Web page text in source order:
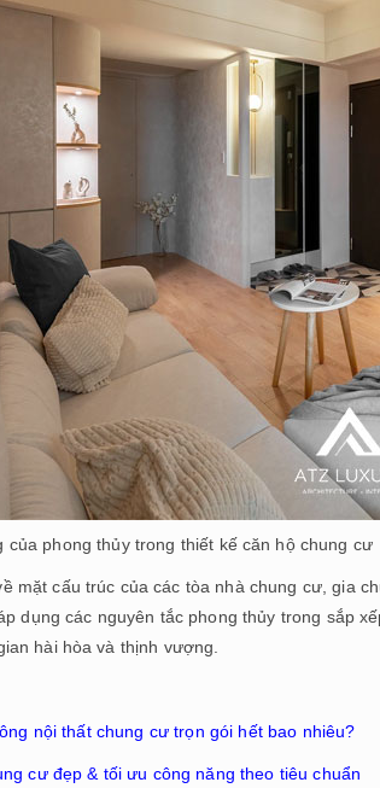
của phong thủy trong thiết kế căn hộ chung cư
mặt cấu trúc của các tòa nhà chung cư, gia
dụng các nguyên tắc phong thủy trong sắp
hài hòa và thịnh vượng.
nội thất chung cư trọn gói hết bao nhiêu?
cư đẹp & tối ưu công năng theo tiêu chuẩn